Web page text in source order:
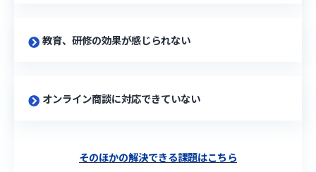
教育、研修の効果が感じられない
オンライン商談に対応できていない
そのほかの解決できる課題はこちら